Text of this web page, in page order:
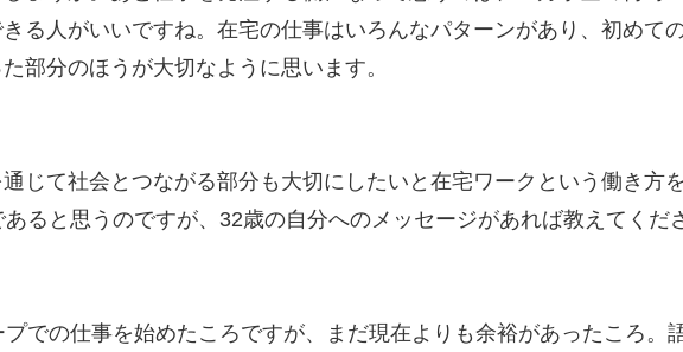
る人がいいですね。在宅の仕事はいろんなパターンがあり、初めて
部分のほうが大切なように思います。
て社会とつながる部分も大切にしたいと在宅ワークという働き方
ると思うのですが、32歳の自分へのメッセージがあれば教えてくだ
での仕事を始めたころですが、まだ現在よりも余裕があったころ。